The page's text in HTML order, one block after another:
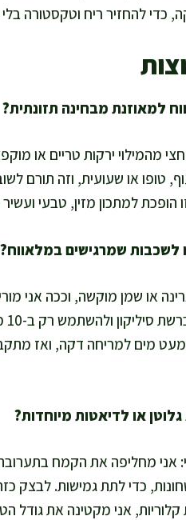
להחזיר ריח וטקסטורה בלי
מהמילוי ירקות טריים או
טופו או שעועית, וזה תורם
או שמן מוקשה, וככה אני
מים למריחה דקה, ואז